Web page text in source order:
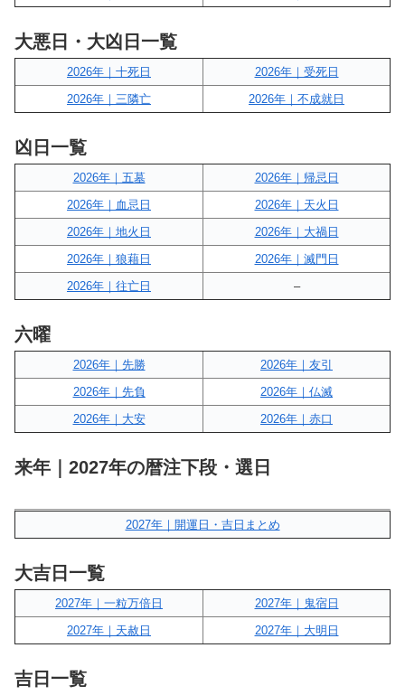
大悪日・大凶日一覧
2026年｜十死日
2026年｜受死日
2026年｜三隣亡
2026年｜不成就日
凶日一覧
2026年｜五墓
2026年｜帰忌日
2026年｜血忌日
2026年｜天火日
2026年｜地火日
2026年｜大禍日
2026年｜狼藉日
2026年｜滅門日
2026年｜往亡日
–
六曜
2026年｜先勝
2026年｜友引
2026年｜先負
2026年｜仏滅
2026年｜大安
2026年｜赤口
来年｜2027年の暦注下段・選日
2027年｜開運日・吉日まとめ
大吉日一覧
2027年｜一粒万倍日
2027年｜鬼宿日
2027年｜天赦日
2027年｜大明日
吉日一覧